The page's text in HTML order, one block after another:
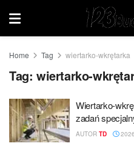
Home Tag wiertarko-wkrętarka
Tag: wiertarko-
Wiertarko-
zadań
AUTOR TD